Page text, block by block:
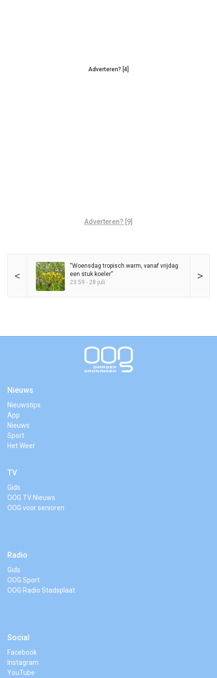
Adverteren? [4]
Adverteren? [9]
< >
“Woensdag tropisch warm, vanaf vrijdag
een stuk koeler”
23:59 - 28 juli
Nieuws
Nieuwstips
App
Nieuws
Sport
Het Weer
TV
Gids
OOG TV Nieuws
OOG voor senioren
Radio
Gids
OOG Sport
OOG Radio Stadsplaat
Social
Facebook
Instagram
YouTube